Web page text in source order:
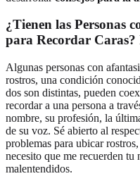
¿Tienen las Personas
para Recordar Caras?
Algunas personas con
rostros, una condición
dos son distintas, pueden
recordar a una persona a
nombre, su profesión, la
de su voz. Sé abierto al
problemas para ubicar
necesito que me recuerden
malentendidos.